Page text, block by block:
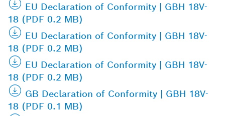
EU Declaration of Conformity | GBH 18V-
18 (PDF 0.2 MB)
EU Declaration of Conformity | GBH 18V-
18 (PDF 0.2 MB)
EU Declaration of Conformity | GBH 18V-
18 (PDF 0.2 MB)
GB Declaration of Conformity | GBH 18V-
18 (PDF 0.1 MB)